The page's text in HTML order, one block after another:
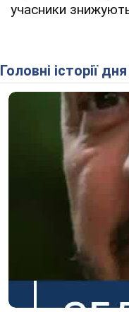
учасники
Головні історії дня